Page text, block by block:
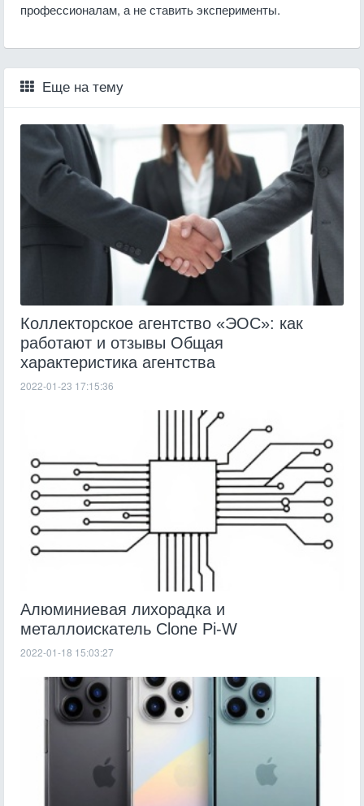
профессионалам, а не ставить эксперименты.
Еще на тему
Коллекторское агентство «ЭОС»: как
работают и отзывы Общая
характеристика агентства
2022-01-23 17:15:36
Алюминиевая лихорадка и
металлоискатель Clone Pi-W
2022-01-18 15:03:27